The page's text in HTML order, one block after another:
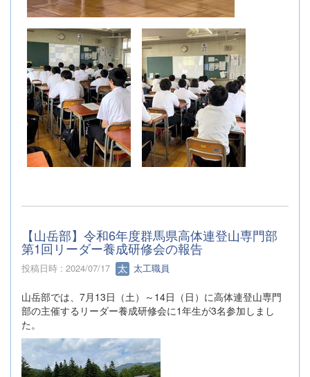
【山岳部】令和6年度群馬県高体連登山専門部
第1回リーダー養成研修会の報告
投稿日時 : 2024/07/17 太工職員
山岳部では、7月13日（土）～14日（日）に高体連登山専門
部の主催するリーダー養成研修会に1年生が3名参加しまし
た。